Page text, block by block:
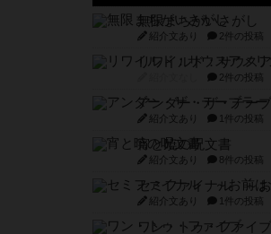
無限まちがいさがし
紹介文あり 2件の投稿
2件の投稿
紹介文あり 1件の投稿
宵と暁の呪文書
紹介文あり 8件の投稿
紹介文あり 1件の投稿
ワン・トゥ・ファイブ